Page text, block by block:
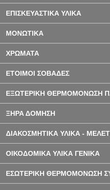
ΕΠΙΣΚΕΥΑΣΤΙΚΑ ΥΛΙΚΑ
ΜΟΝΩΤΙΚΑ
ΧΡΩΜΑΤΑ
ΕΤΟΙΜΟΙ ΣΟΒΑΔΕΣ
ΕΞΩΤΕΡΙΚΗ ΘΕΡΜΟΜΟΝΩΣΗ
ΞΗΡΑ ΔΟΜΗΣΗ
ΔΙΑΚΟΣΜΗΤΙΚΑ ΥΛΙΚΑ -
ΟΙΚΟΔΟΜΙΚΑ ΥΛΙΚΑ ΓΕΝΙΚΑ
ΕΣΩΤΕΡΙΚΗ ΘΕΡΜΟΜΟΝΩΣΗ